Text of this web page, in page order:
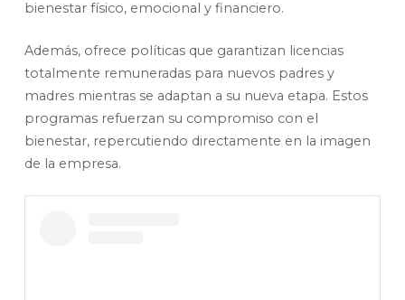
bienestar físico, emocional y financiero.
Además, ofrece políticas que garantizan licencias
totalmente remuneradas para nuevos padres y
madres mientras se adaptan a su nueva etapa. Estos
programas refuerzan su compromiso con el
bienestar, repercutiendo directamente en la imagen
de la empresa.